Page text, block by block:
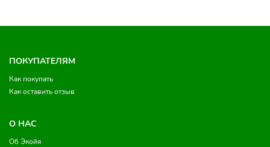
ПОКУПАТЕЛЯМ
Как покупать
Как оставить отзыв
О НАС
Об Экойя